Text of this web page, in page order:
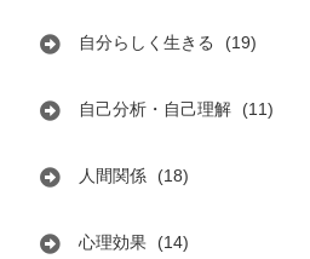
自分らしく生きる (19)
自己分析・自己理解 (11)
人間関係 (18)
心理効果 (14)